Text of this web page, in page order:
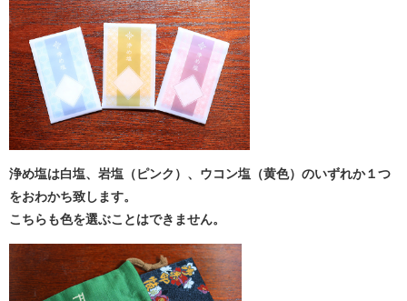
浄め塩は白塩、岩塩（ピンク）、ウコン塩（黄色）のいずれか１つ
をおわかち致します。
こちらも色を選ぶことはできません。